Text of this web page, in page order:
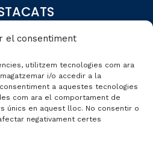
el consentiment
utilitzem tecnologies com ara
i/o accedir a la
a aquestes tecnologies
com ara el comportament de
únics en aquest lloc. No consentir o
negativament certes
de mercat
Talks